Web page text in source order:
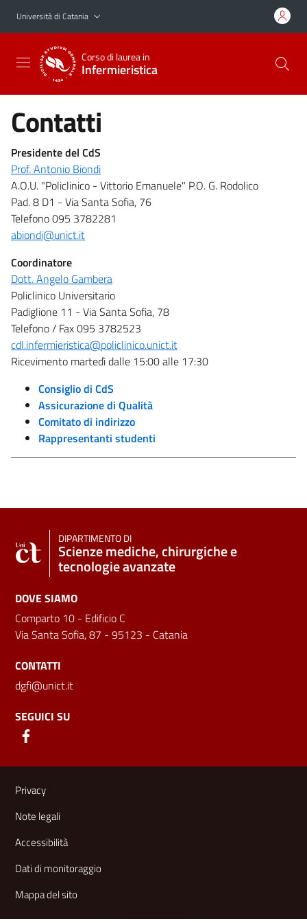
Vai al contenuto principale
Vai al menu di navigazione
Università di Catania
Corso di laurea in
Infermieristica
Contatti
Presidente del CdS
Prof. Antonio Biondi
A.O.U. "Policlinico - Vittorio Emanuele" P.O. G. Rodolico
Pad. 8 D1 - Via Santa Sofia, 76
Telefono 095 3782281
abiondi@unict.it
Coordinatore
Dott. Angelo Gambera
Policlinico Universitario
Padiglione 11 - Via Santa Sofia, 78
Telefono / Fax 095 3782523
cdl.infermieristica@policlinico.unict.it
Ricevimento martedì dalle 15:00 alle 17:30
Consiglio di CdS
Assicurazione di Qualità
Comitato di indirizzo
Rappresentanti studenti
DIPARTIMENTO DI
Scienze mediche, chirurgiche e
tecnologie avanzate
DOVE SIAMO
Comparto 10 - Edificio C
Via Santa Sofia, 87 - 95123 - Catania
CONTATTI
dgfi@unict.it
SEGUICI SU
Link e informazioni utili
Privacy
Note legali
Accessibilità
Dati di monitoraggio
Mappa del sito